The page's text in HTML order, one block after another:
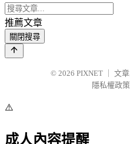
推薦文章
關閉搜尋
© 2026 PIXNET
文
隱私權政策
⚠️
成人內容提醒